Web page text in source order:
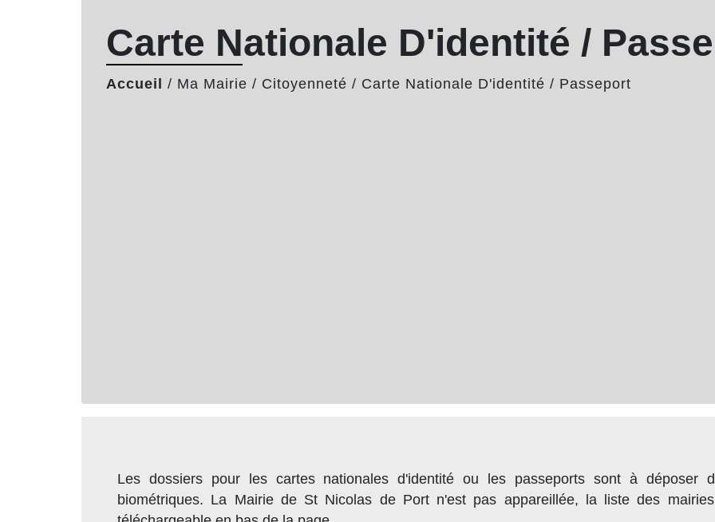
Carte Nationale D'identité /
Accueil / Ma Mairie / Citoyenneté / Carte Nationale D'identité / Passeport
Les dossiers pour les cartes nationales d'identité ou les passeports sont à déposer
biométriques. La Mairie de St Nicolas de Port n'est pas appareillée, la liste des